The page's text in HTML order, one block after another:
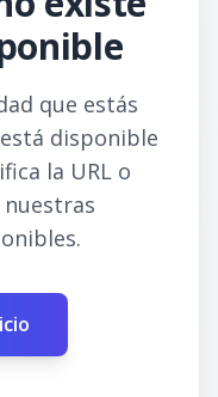
que estás
disponible
la URL o
nuestras